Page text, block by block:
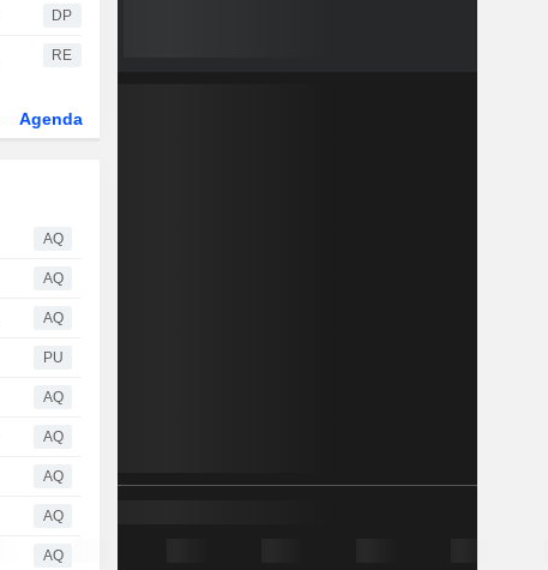
DP
RE
Agenda
AQ
AQ
AQ
PU
AQ
AQ
AQ
AQ
AQ